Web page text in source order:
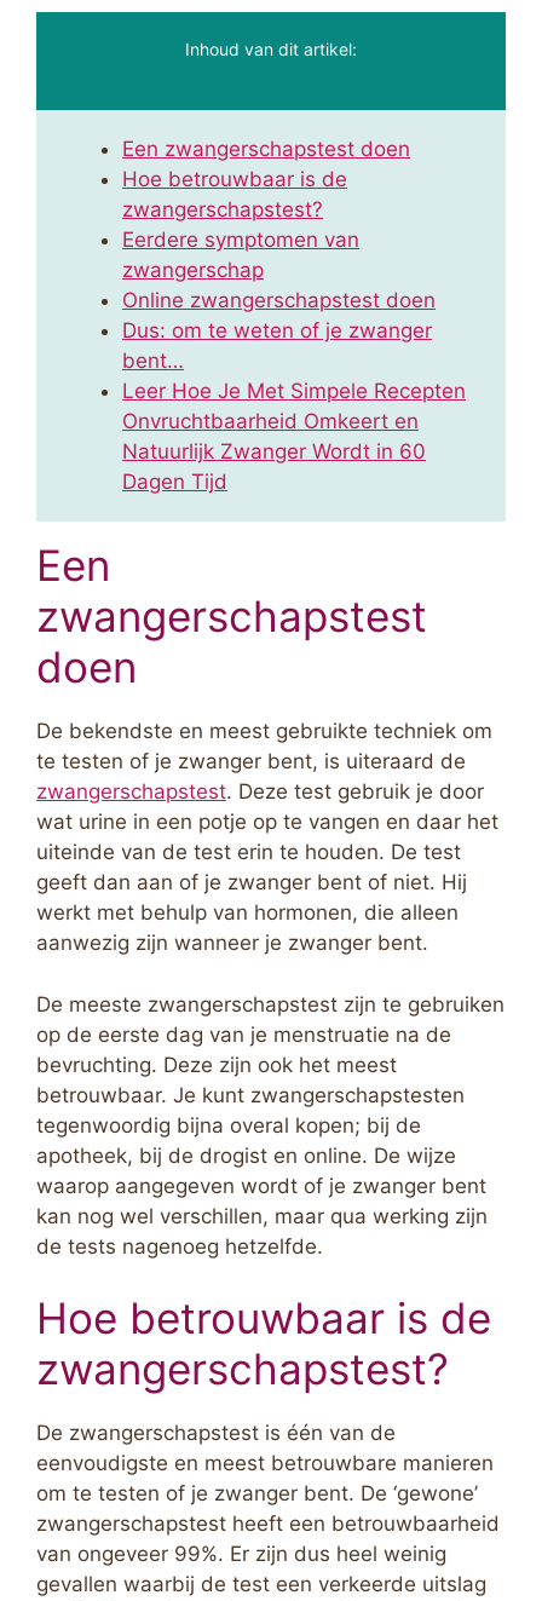
Inhoud van dit artikel:
Een zwangerschapstest doen
Hoe betrouwbaar is de
zwangerschapstest?
Eerdere symptomen van
zwangerschap
Online zwangerschapstest doen
Dus: om te weten of je zwanger
bent…
Leer Hoe Je Met Simpele Recepten
Onvruchtbaarheid Omkeert en
Natuurlijk Zwanger Wordt in 60
Dagen Tijd
Een
zwangerschapstest
doen
De bekendste en meest gebruikte techniek om
te testen of je zwanger bent, is uiteraard de
zwangerschapstest. Deze test gebruik je door
wat urine in een potje op te vangen en daar het
uiteinde van de test erin te houden. De test
geeft dan aan of je zwanger bent of niet. Hij
werkt met behulp van hormonen, die alleen
aanwezig zijn wanneer je zwanger bent.
De meeste zwangerschapstest zijn te gebruiken
op de eerste dag van je menstruatie na de
bevruchting. Deze zijn ook het meest
betrouwbaar. Je kunt zwangerschapstesten
tegenwoordig bijna overal kopen; bij de
apotheek, bij de drogist en online. De wijze
waarop aangegeven wordt of je zwanger bent
kan nog wel verschillen, maar qua werking zijn
de tests nagenoeg hetzelfde.
Hoe betrouwbaar is de
zwangerschapstest?
De zwangerschapstest is één van de
eenvoudigste en meest betrouwbare manieren
om te testen of je zwanger bent. De ‘gewone’
zwangerschapstest heeft een betrouwbaarheid
van ongeveer 99%. Er zijn dus heel weinig
gevallen waarbij de test een verkeerde uitslag